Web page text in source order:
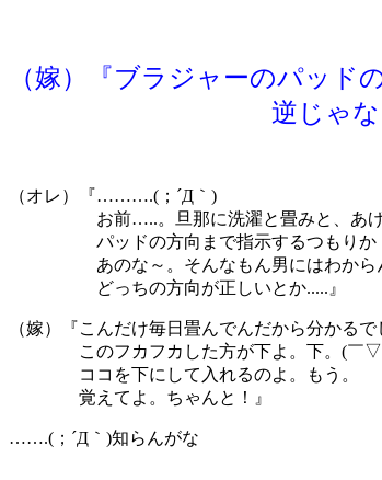
（嫁）『ブラジャーのパッド
逆じゃないのよ
（オレ）『……….(；´Д｀)
お前…..。旦那に洗濯と畳みと、あげ
パッドの方向まで指示するつもりか！
あのな～。そんなもん男にはわからん
どっちの方向が正しいとか.....』
（嫁）『こんだけ毎日畳んでんだから分かるで
このフカフカした方が下よ。下。(￣▽
ココを下にして入れるのよ。もう。
覚えてよ。ちゃんと！』
…….(；´Д｀)知らんがな